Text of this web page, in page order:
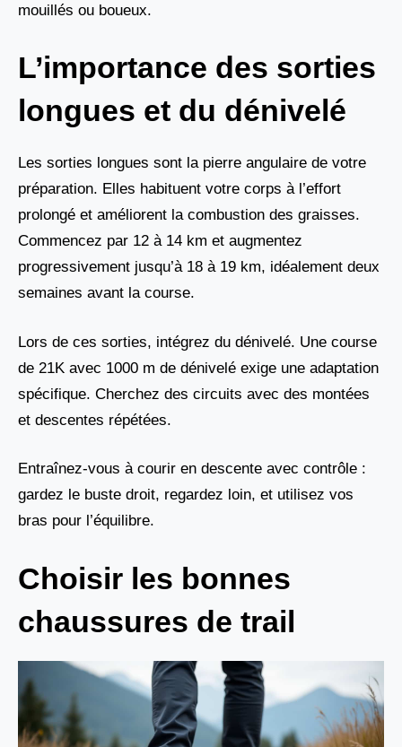
mouillés ou boueux.
L’importance des sorties
longues et du dénivelé
Les sorties longues sont la pierre angulaire de votre
préparation. Elles habituent votre corps à l’effort
prolongé et améliorent la combustion des graisses.
Commencez par 12 à 14 km et augmentez
progressivement jusqu’à 18 à 19 km, idéalement deux
semaines avant la course.
Lors de ces sorties, intégrez du dénivelé. Une course
de 21K avec 1000 m de dénivelé exige une adaptation
spécifique. Cherchez des circuits avec des montées
et descentes répétées.
Entraînez-vous à courir en descente avec contrôle :
gardez le buste droit, regardez loin, et utilisez vos
bras pour l’équilibre.
Choisir les bonnes
chaussures de trail